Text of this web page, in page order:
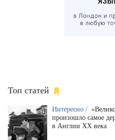
Топ статей
Интересно /
произошло самое
в Англии XX века